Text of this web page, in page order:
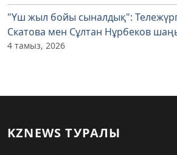
"Үш жыл бойы сыналдық":
Скатова мен Сұлтан Нұрбеков
4 тамыз, 2026
KZNEWS ТУРАЛЫ